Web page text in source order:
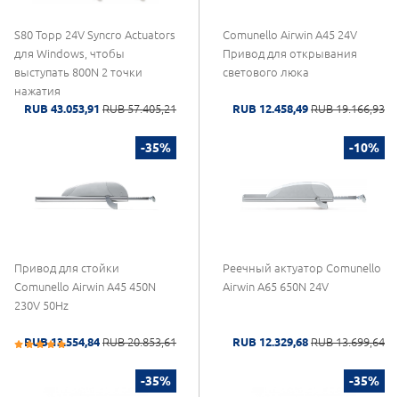
S80 Topp 24V Syncro Actuators
для Windows, чтобы
выступать 800N 2 точки
нажатия
RUB 43.053,91 RUB 57.405,21
Comunello Airwin A45 24V
Привод для открывания
светового люка
RUB 12.458,49 RUB 19.166,93
-35%
Привод для стойки
Comunello Airwin A45 450N
230V 50Hz
RUB 13.554,84 RUB 20.853,61
-10%
Реечный актуатор Comunello
Airwin A65 650N 24V
RUB 12.329,68 RUB 13.699,64
-35% -35%